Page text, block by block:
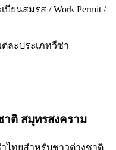
ยนสมรส / Work Permit /
ต่ละประเภทวีซ่า
าติ สมุทรสงคราม
าไทยสำหรับชาวต่างชาติ